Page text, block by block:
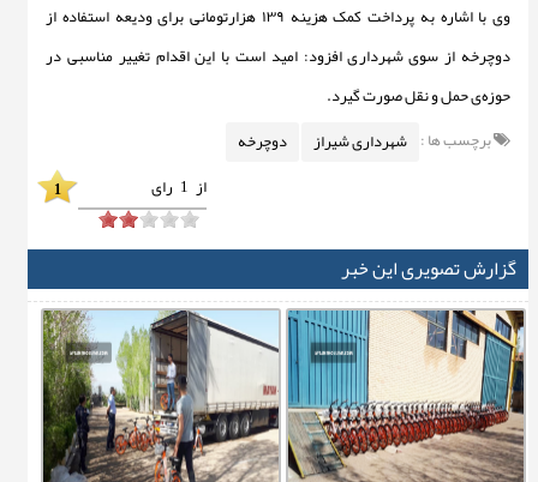
وی با اشاره به پرداخت کمک هزینه ۱۳۹ هزارتومانی برای ودیعه استفاده از
دوچرخه از سوی شهرداری افزود: امید است با این اقدام تغییر مناسبی در
حوزه‌ی حمل و نقل صورت گیرد.
برچسب ها : شهرداری شیراز
دوچرخه
از 1 رای 1
گزارش تصویری این خبر